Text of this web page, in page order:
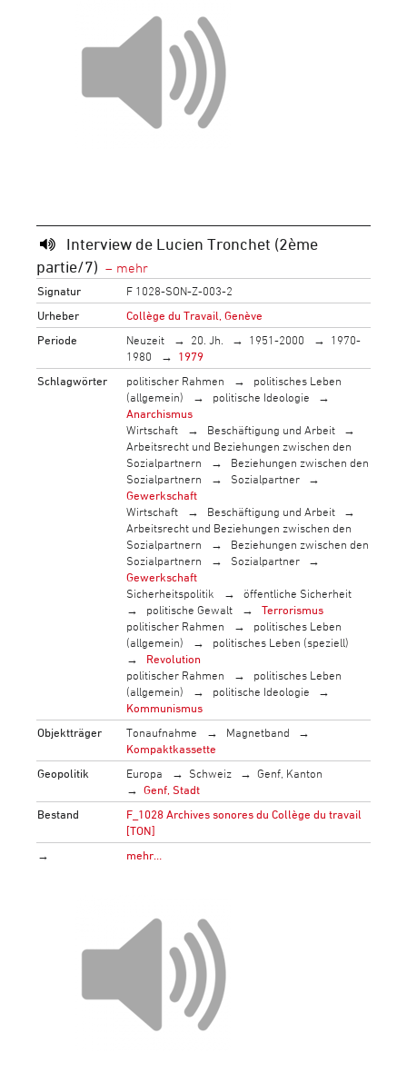
Interview de Lucien Tronchet (2ème
partie/7)
Signatur
F 1028-SON-Z-003-2
Urheber
Collège du Travail, Genève
Periode
Neuzeit 20. Jh. 1951-2000
1970-
1980
1979
Schlagwörter
politischer Rahmen
politisches Leben
(allgemein)
politische Ideologie
Anarchismus
Wirtschaft
Beschäftigung und Arbeit
Arbeitsrecht und Beziehungen zwischen den
Sozialpartnern
Beziehungen zwischen den
Sozialpartnern
Sozialpartner
Gewerkschaft
Wirtschaft
Beschäftigung und Arbeit
Arbeitsrecht und Beziehungen zwischen den
Sozialpartnern
Beziehungen zwischen den
Sozialpartnern
Sozialpartner
Gewerkschaft
Sicherheitspolitik
öffentliche Sicherheit
politische Gewalt
Terrorismus
politischer Rahmen
politisches Leben
(allgemein)
politisches Leben (speziell)
Revolution
politischer Rahmen
politisches Leben
(allgemein)
politische Ideologie
Kommunismus
Objektträger
Tonaufnahme
Magnetband
Kompaktkassette
Geopolitik
Europa Schweiz
Genf, Kanton
Genf, Stadt
Bestand
F_1028 Archives sonores du Collège du travail
[TON]
→
mehr…